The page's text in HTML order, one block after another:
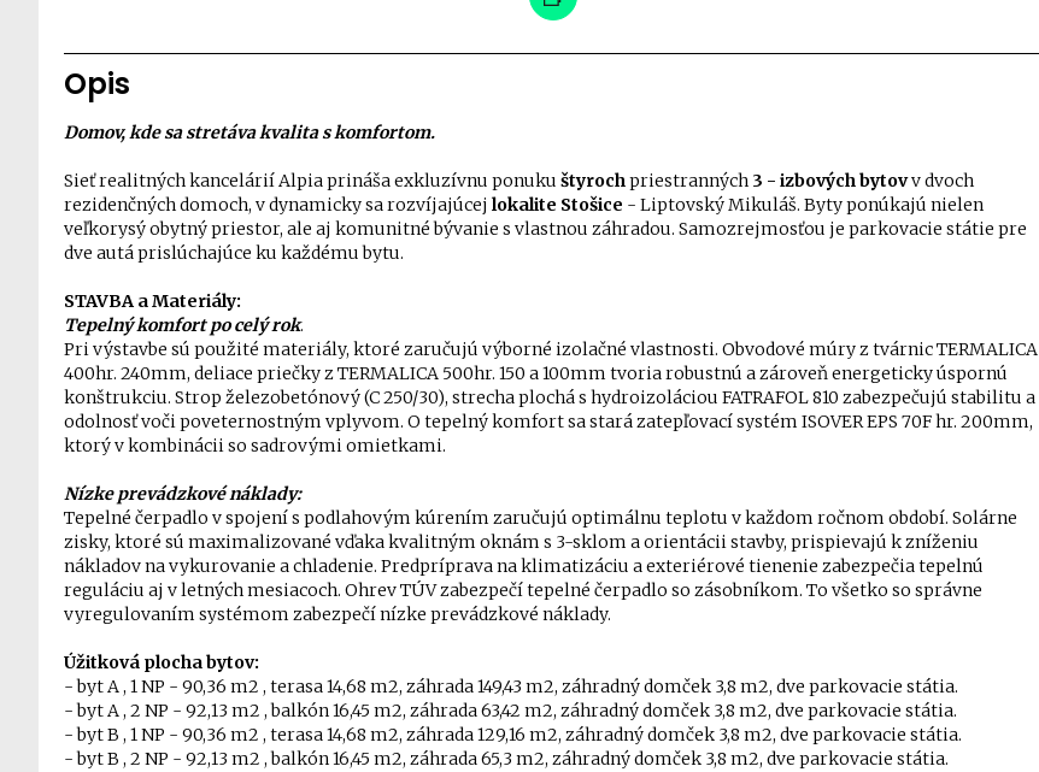
Opis
Domov, kde sa stretáva kvalita s komfortom.
Sieť realitných kancelárií Alpia prináša exkluzívnu ponukuštyrochpriestranných 3 - izbových bytovv dvoch
rezidenčných domoch, v dynamicky sa rozvíjajúcejlokalite Stošice - Liptovský Mikuláš. Byty ponúkajú nielen
veľkorysý obytný priestor, ale aj komunitné bývanie s vlastnou záhradou. Samozrejmosťou je parkovacie státie pre
dve autá prislúchajúce ku každému bytu.
STAVBA a Materiály:
Tepelný komfort po celý rok.
Pri výstavbe sú použité materiály, ktoré zaručujú výborné izolačné vlastnosti. Obvodové múry z tvárnic TERMALICA
400hr. 240mm, deliace priečky z TERMALICA 500hr. 150 a 100mm tvoria robustnú a zároveň energeticky úspornú
konštrukciu. Strop železobetónový (C 250/30), strecha plochá s hydroizoláciou FATRAFOL 810 zabezpečujú stabilitu a
odolnosť voči poveternostným vplyvom. O tepelný komfort sa stará zatepľovací systém ISOVER EPS 70F hr. 200mm,
ktorý v kombinácii so sadrovými omietkami.
Nízke prevádzkové náklady:
Tepelné čerpadlo v spojení s podlahovým kúrením zaručujú optimálnu teplotu v každom ročnom období. Solárne
zisky, ktoré sú maximalizované vďaka kvalitným oknám s 3-sklom a orientácii stavby, prispievajú k zníženiu
nákladov na vykurovanie a chladenie. Predpríprava na klimatizáciu a exteriérové tienenie zabezpečia tepelnú
reguláciu aj v letných mesiacoch. Ohrev TÚV zabezpečí tepelné čerpadlo so zásobníkom. To všetko so správne
vyregulovaním systémom zabezpečí nízke prevádzkové náklady.
Úžitková plocha bytov:
- byt A , 1 NP - 90,36 m2 , terasa 14,68 m2, záhrada 149,43 m2, záhradný domček 3,8 m2, dve parkovacie státia.
- byt A , 2 NP - 92,13 m2 , balkón 16,45 m2, záhrada 63,42 m2, záhradný domček 3,8 m2, dve parkovacie státia.
- byt B , 1 NP - 90,36 m2 , terasa 14,68 m2, záhrada 129,16 m2, záhradný domček 3,8 m2, dve parkovacie státia.
- byt B , 2 NP - 92,13 m2 , balkón 16,45 m2, záhrada 65,3 m2, záhradný domček 3,8 m2, dve parkovacie státia.